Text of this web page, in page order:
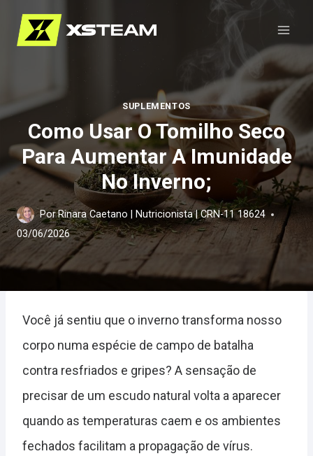
Pular
para
SUPLEMENTOS
Como Usar O Tomilho Seco
Para Aumentar A Imunidade
No Inverno;
PorRinara Caetano | Nutricionista | CRN-11 18624
03/06/2026
Você já sentiu que o inverno transforma nosso
corpo numa espécie de campo de batalha
contra resfriados e gripes? A sensação de
precisar de um escudo natural volta a aparecer
quando as temperaturas caem e os ambientes
fechados facilitam a propagação de vírus.